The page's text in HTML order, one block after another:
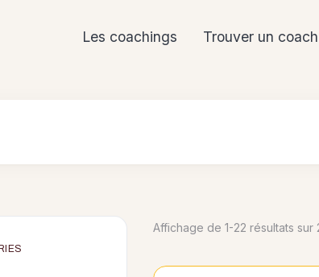
Les coachings Trouver un coach
Affichage de 1-22 résultats sur